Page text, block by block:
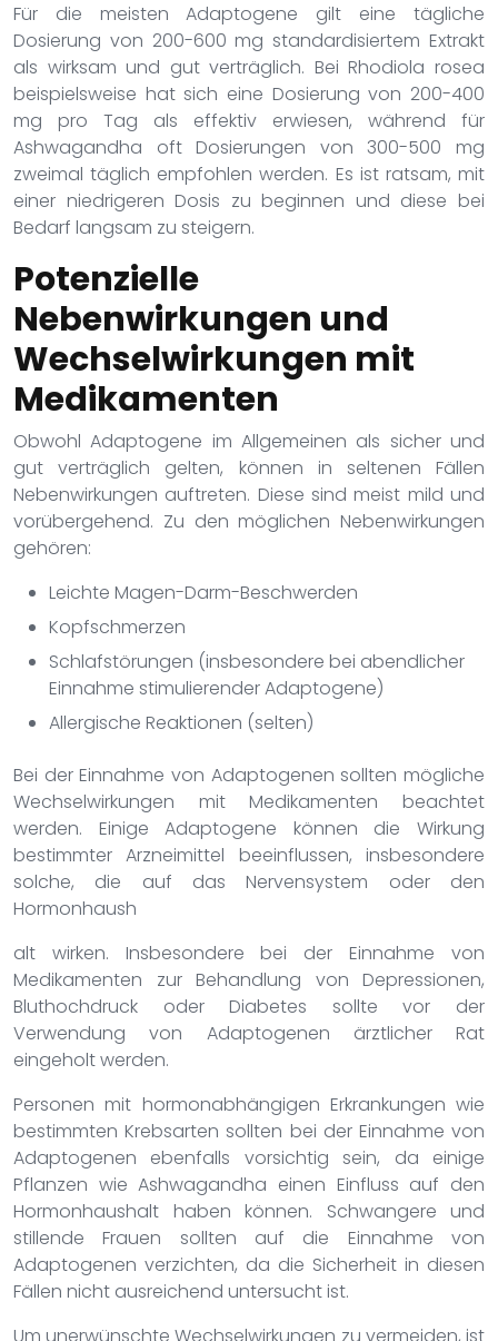
Für die meisten Adaptogene gilt eine tägliche
Dosierung von 200-600 mg standardisiertem Extrakt
als wirksam und gut verträglich. Bei Rhodiola rosea
beispielsweise hat sich eine Dosierung von 200-400
mg pro Tag als effektiv erwiesen, während für
Ashwagandha oft Dosierungen von 300-500 mg
zweimal täglich empfohlen werden. Es ist ratsam, mit
einer niedrigeren Dosis zu beginnen und diese bei
Bedarf langsam zu steigern.
Potenzielle
Nebenwirkungen und
Wechselwirkungen mit
Medikamenten
Obwohl Adaptogene im Allgemeinen als sicher und
gut verträglich gelten, können in seltenen Fällen
Nebenwirkungen auftreten. Diese sind meist mild und
vorübergehend. Zu den möglichen Nebenwirkungen
gehören:
Leichte Magen-Darm-Beschwerden
Kopfschmerzen
Schlafstörungen (insbesondere bei abendlicher
Einnahme stimulierender Adaptogene)
Allergische Reaktionen (selten)
Bei der Einnahme von Adaptogenen sollten mögliche
Wechselwirkungen mit Medikamenten beachtet
werden. Einige Adaptogene können die Wirkung
bestimmter Arzneimittel beeinflussen, insbesondere
solche, die auf das Nervensystem oder den
Hormonhaush
alt wirken. Insbesondere bei der Einnahme von
Medikamenten zur Behandlung von Depressionen,
Bluthochdruck oder Diabetes sollte vor der
Verwendung von Adaptogenen ärztlicher Rat
eingeholt werden.
Personen mit hormonabhängigen Erkrankungen wie
bestimmten Krebsarten sollten bei der Einnahme von
Adaptogenen ebenfalls vorsichtig sein, da einige
Pflanzen wie Ashwagandha einen Einfluss auf den
Hormonhaushalt haben können. Schwangere und
stillende Frauen sollten auf die Einnahme von
Adaptogenen verzichten, da die Sicherheit in diesen
Fällen nicht ausreichend untersucht ist.